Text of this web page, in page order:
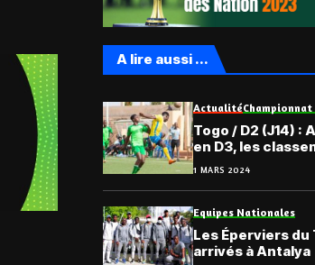
A lire aussi ...
ActualitéChampionnat
Togo / D2 (J14) :
en D3, les
1 MARS 2024
Equipes Nationales
Les Éperviers du
arrivés à Antalya